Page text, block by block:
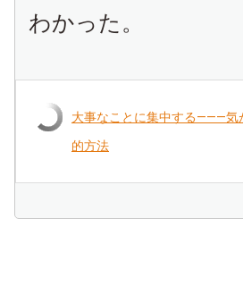
わかった。
大事なことに集中する―――気
的方法